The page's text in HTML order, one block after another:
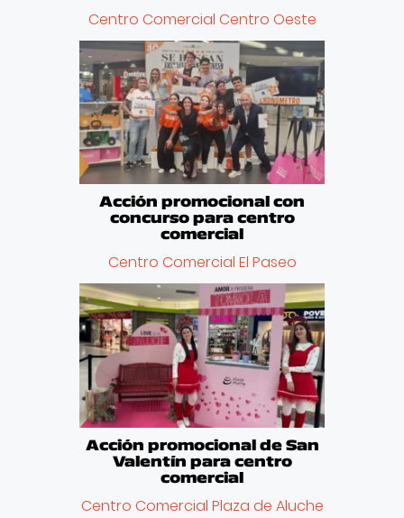
Centro Comercial Centro Oeste
Acción promocional con
concurso para centro
comercial
Centro Comercial El Paseo
Acción promocional de San
Valentín para centro
comercial
Centro Comercial Plaza de Aluche